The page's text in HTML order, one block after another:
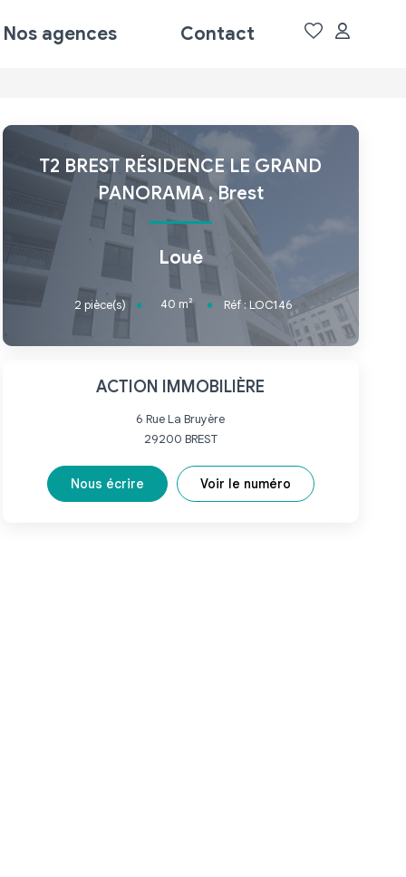
Nos agences Contact
T2 BREST RÉSIDENCE LE GRAND
PANORAMA,Brest
Loué
2 pièce(s) 40 m² Réf :LOC146
ACTION IMMOBILIÈRE
6 Rue La Bruyère
29200 BREST
Nous écrire Voir le numéro